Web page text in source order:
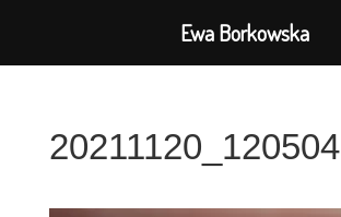
20211120_120504
Ewa Borkowska